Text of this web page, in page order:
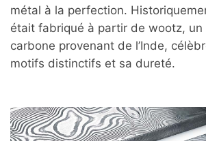
métal à la perfection.
était fabriqué à partir de wootz, un
carbone provenant de l’Inde,
motifs distinctifs et sa dureté.